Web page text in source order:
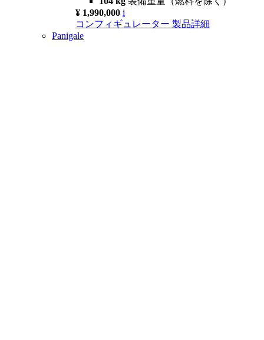
¥ 1,990,000 i
コンフィギュレーター 製品詳細
Panigale